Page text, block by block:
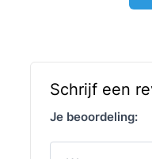
Schrijf een
Je beoordeling: